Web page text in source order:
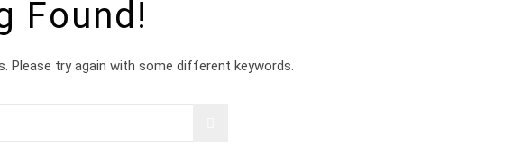
Found!
Please try again with some different keywords.